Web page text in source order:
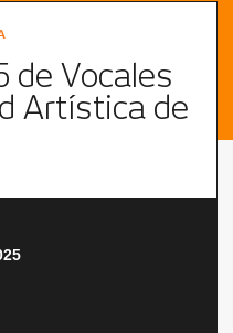
de Vocales
Artística de